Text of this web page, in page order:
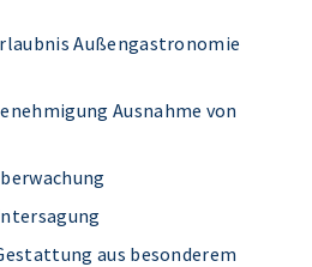
Außengastronomie
Ausnahme von
aus besonderem